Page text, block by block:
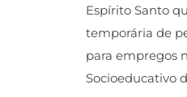
Espírito Santo
temporária de
para empregos
Socioeducativo